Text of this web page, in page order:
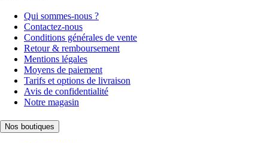
Qui sommes-nous ?
Contactez-nous
Conditions générales de vente
Retour & remboursement
Mentions légales
Moyens de paiement
Tarifs et options de livraison
Avis de confidentialité
Notre magasin
Nos boutiques